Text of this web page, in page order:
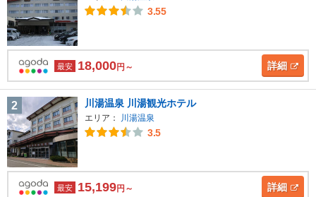
3.55
最安 18,000円～ 詳細
2 川湯温泉 川湯観光ホテル
エリア： 川湯温泉
3.5
最安 15,199円～ 詳細